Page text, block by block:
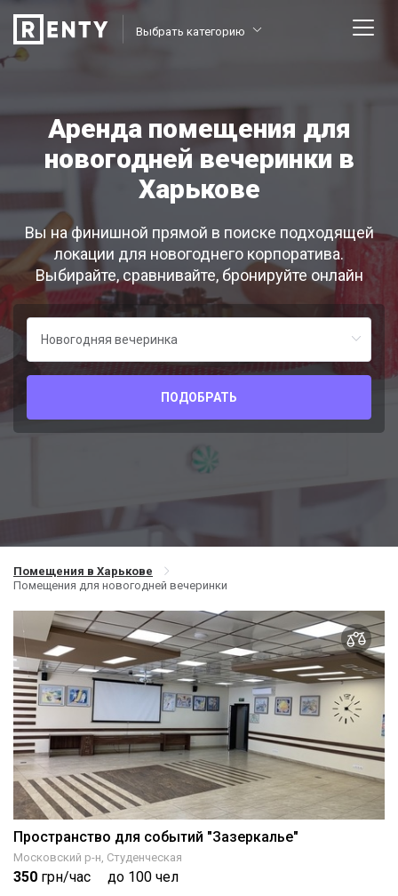
Выбрать категорию
Аренда помещения для
новогодней вечеринки в
Харькове
Вы на финишной прямой в поиске подходящей
локации для новогоднего корпоратива.
Выбирайте, сравнивайте, бронируйте онлайн
ПОДОБРАТЬ
Помещения в Харькове
Помещения для новогодней вечеринки
Пространство для событий "Зазеркалье"
Московский р-н, Студенческая
350 грн/час до 100 чел